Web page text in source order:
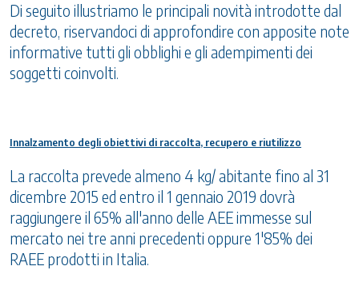
Di seguito illustriamo le principali novità introdotte dal
decreto, riservandoci di approfondire con apposite note
informative tutti gli obblighi e gli adempimenti dei
soggetti coinvolti.
Innalzamento degli obiettivi di raccolta, recupero e riutilizzo
La raccolta prevede almeno 4 kg/ abitante fino al 31
dicembre 2015 ed entro il 1 gennaio 2019 dovrà
raggiungere il 65% all'anno delle AEE immesse sul
mercato nei tre anni precedenti oppure 1'85% dei
RAEE prodotti in Italia.